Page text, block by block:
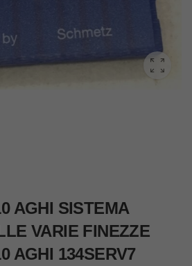
AGHI SISTEMA
VARIE FINEZZE
AGHI 134SERV7